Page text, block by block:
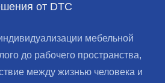
от DTC
мебельной
до рабочего пространства,
между жизнью человека и